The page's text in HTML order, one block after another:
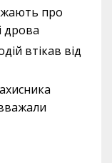
про
дрова
втікав від